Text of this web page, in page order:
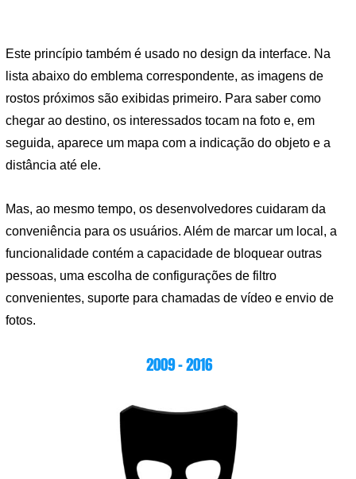
Este princípio também é usado no design da interface. Na
lista abaixo do emblema correspondente, as imagens de
rostos próximos são exibidas primeiro. Para saber como
chegar ao destino, os interessados ​​tocam na foto e, em
seguida, aparece um mapa com a indicação do objeto e a
distância até ele.
Mas, ao mesmo tempo, os desenvolvedores cuidaram da
conveniência para os usuários. Além de marcar um local, a
funcionalidade contém a capacidade de bloquear outras
pessoas, uma escolha de configurações de filtro
convenientes, suporte para chamadas de vídeo e envio de
fotos.
2009 – 2016